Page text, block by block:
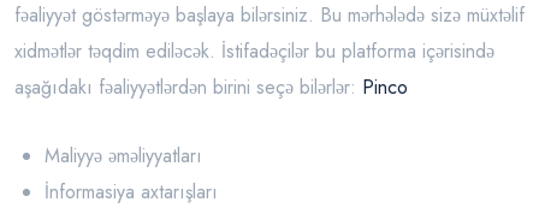
fəaliyyət göstərməyə başlaya bilərsiniz. Bu mərhələdə sizə müxtəlif
xidmətlər təqdim ediləcək. İstifadəçilər bu platforma içərisində
aşağıdakı fəaliyyətlərdən birini seçə bilərlər: Pinco
Maliyyə əməliyyatları
İnformasiya axtarışları